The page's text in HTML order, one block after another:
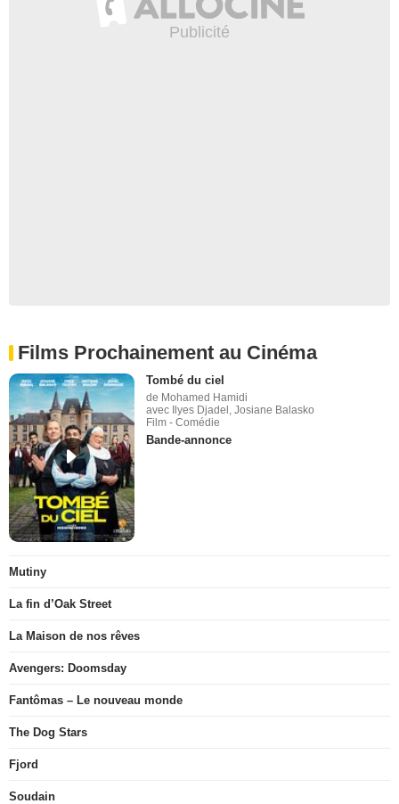
Films Prochainement au Cinéma
Tombé du ciel
de Mohamed Hamidi
avec Ilyes Djadel, Josiane Balasko
Film - Comédie
Bande-annonce
Mutiny
La fin d’Oak Street
La Maison de nos rêves
Avengers: Doomsday
Fantômas – Le nouveau monde
The Dog Stars
Fjord
Soudain